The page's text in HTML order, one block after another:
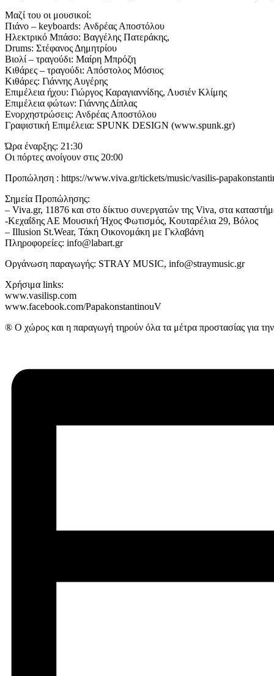
Μαζί του οι μουσικοί:
Πιάνο – keyboards: Ανδρέας Αποστόλου
Ηλεκτρικό Μπάσο: Βαγγέλης Πατεράκης,
Drums: Στέφανος Δημητρίου
Βιολί – τραγούδι: Μαίρη Μπρόζη
Κιθάρες – τραγούδι: Απόστολος Μόσιος
Κιθάρες: Γιάννης Αυγέρης
Επιμέλεια ήχου: Γιώργος Καραγιαννίδης, Λυσιέν Κλίμης
Επιμέλεια φώτων: Γιάννης Δίπλας
Ενορχηστρώσεις: Ανδρέας Αποστόλου
Γραφιστική Επιμέλεια: SPUNK DESIGN (www.spunk.gr)
Ώρα έναρξης: 21:30
Οι πόρτες ανοίγουν στις 20:00
Προπώληση : https://www.viva.gr/tickets/music/vasilis-
Σημεία Προπώλησης:
– Viva.gr, 11876 και στο δίκτυο συνεργατών της Viva, στα
-Κεχαΐδης ΑΕ Μουσική Ήχος Φωτισμός, Κουταρέλια 29, Βόλος
– Illusion St.Wear, Τάκη Οικονομάκη με Γκλαβάνη
Πληροφορείες: info@labart.gr
Οργάνωση παραγωγής: STRAY MUSIC, info@straymusic.gr
Χρήσιμα links:
www.vasilisp.com
www.facebook.com/PapakonstantinouV
® Ο χώρος και η παραγωγή τηρούν όλα τα μέτρα προστασίας για